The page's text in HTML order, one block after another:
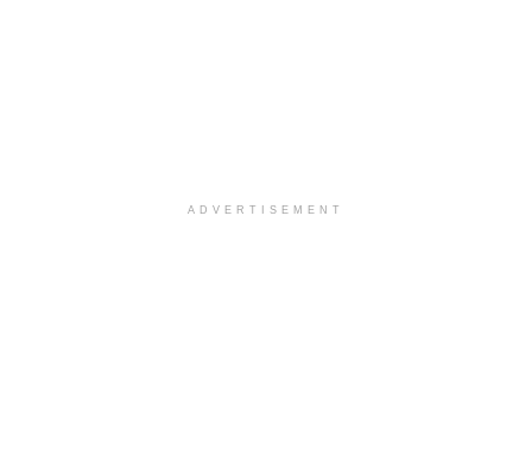
ADVERTISEMENT